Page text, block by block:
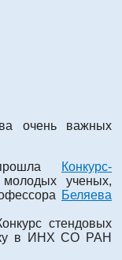
очень важных
Конкурс-
ученых,
Беляева
стендовых
в ИНХ СО РАН